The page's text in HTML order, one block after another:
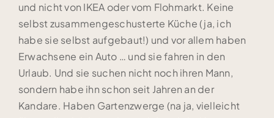
und nicht von IKEA oder vom Flohmarkt. Keine
selbst zusammengeschusterte Küche (ja, ich
habe sie selbst aufgebaut!) und vor allem haben
Erwachsene ein Auto … und sie fahren in den
Urlaub. Und sie suchen nicht noch ihren Mann,
sondern habe ihn schon seit Jahren an der
Kandare. Haben Gartenzwerge (na ja, vielleicht